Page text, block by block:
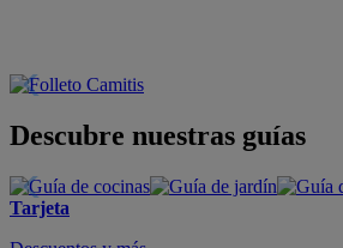
Descubre nuestras guías
Tarjeta